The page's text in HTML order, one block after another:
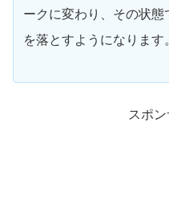
ークに変わり、その状
を落とすようになります
スポ